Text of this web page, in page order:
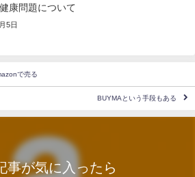
康問題について
5日
で売る
BUYMAという手段もある
事が気に入ったら